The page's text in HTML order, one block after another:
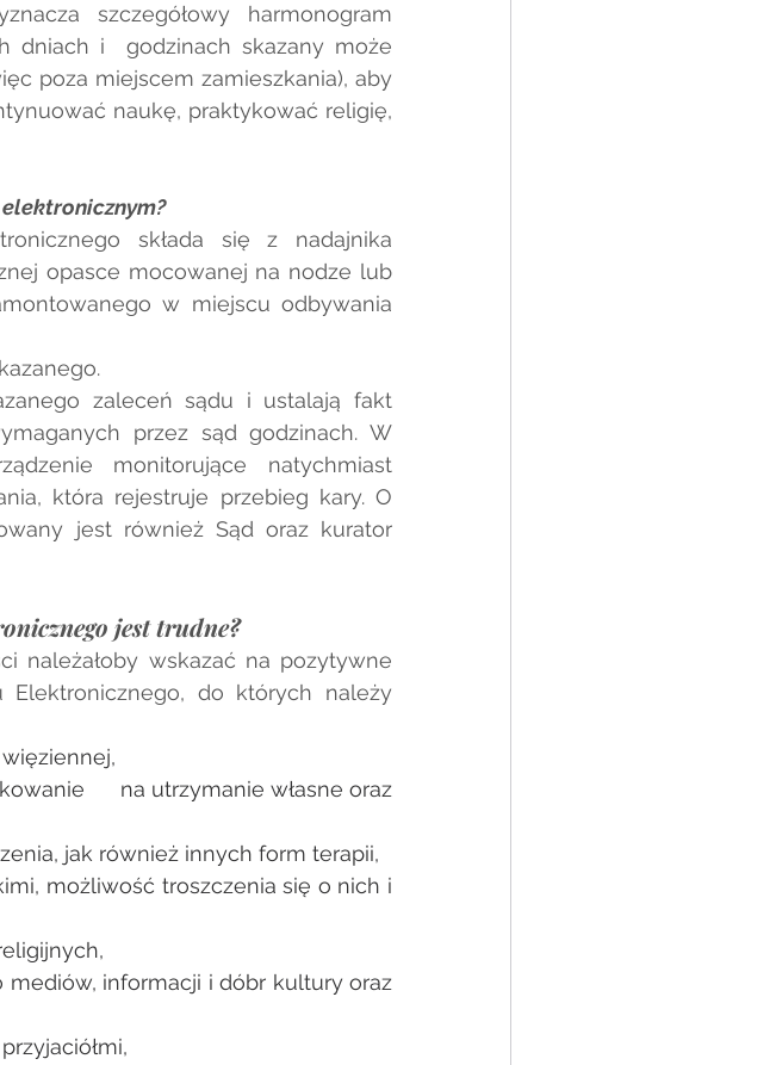
szczegółowy harmonogram
dniach i  godzinach skazany może
poza miejscem zamieszkania), aby
naukę, praktykować religię,
składa się z nadajnika
opasce mocowanej na nodze lub
w miejscu odbywania
zaleceń sądu i ustalają fakt
przez sąd godzinach. W
monitorujące natychmiast
która rejestruje przebieg kary. O
jest również Sąd oraz kurator
jest trudne?
należałoby wskazać na pozytywne
do których należy
na utrzymanie własne oraz
jak również innych form terapii,
możliwość troszczenia się o nich i
informacji i dóbr kultury oraz